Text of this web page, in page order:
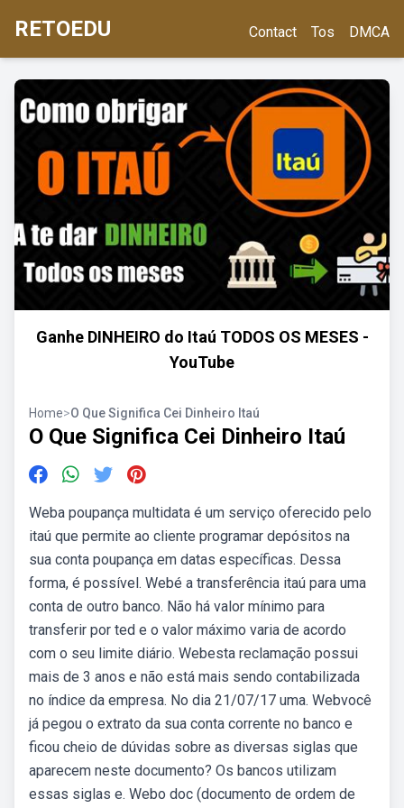
RETOEDU Contact Tos DMCA
Ganhe DINHEIRO do Itaú TODOS OS MESES -
YouTube
Home>O Que Significa Cei Dinheiro Itaú
O Que Significa Cei Dinheiro Itaú
Weba poupança multidata é um serviço oferecido pelo
itaú que permite ao cliente programar depósitos na
sua conta poupança em datas específicas. Dessa
forma, é possível. Webé a transferência itaú para uma
conta de outro banco. Não há valor mínimo para
transferir por ted e o valor máximo varia de acordo
com o seu limite diário. Webesta reclamação possui
mais de 3 anos e não está mais sendo contabilizada
no índice da empresa. No dia 21/07/17 uma. Webvocê
já pegou o extrato da sua conta corrente no banco e
ficou cheio de dúvidas sobre as diversas siglas que
aparecem neste documento? Os bancos utilizam
essas siglas e. Webo doc (documento de ordem de